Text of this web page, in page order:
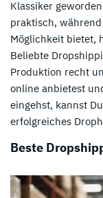
Klassiker
praktisch,
Möglichkeit bietet,
Beliebte
Produktion recht
online anbietest
eingehst, kannst
erfolgreiches
Beste